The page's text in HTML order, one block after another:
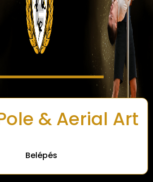
& Aerial Art
Belépés